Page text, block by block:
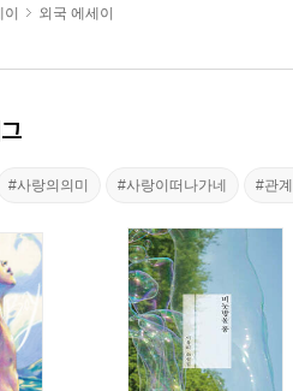
외국 에세이
#사랑의의미 #사랑이떠나가네 #관